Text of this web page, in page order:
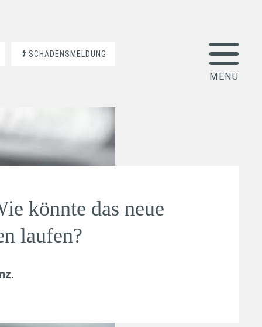
SCHADENSMELDUNG
könnte das neue
laufen?
.